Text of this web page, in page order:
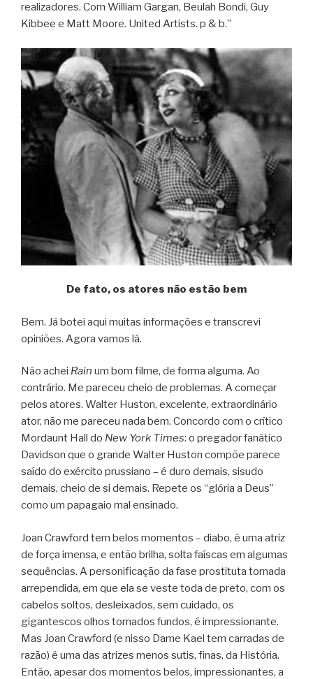
realizadores. Com William Gargan, Beulah Bondi, Guy
Kibbee e Matt Moore. United Artists. p & b.”
De fato, os atores não estão bem
Bem. Já botei aqui muitas informações e transcrevi
opiniões. Agora vamos lá.
Não achei Rain um bom filme, de forma alguma. Ao
contrário. Me pareceu cheio de problemas. A começar
pelos atores. Walter Huston, excelente, extraordinário
ator, não me pareceu nada bem. Concordo com o crítico
Mordaunt Hall do New York Times: o pregador fanático
Davidson que o grande Walter Huston compõe parece
saído do exército prussiano – é duro demais, sisudo
demais, cheio de si demais. Repete os “glória a Deus”
como um papagaio mal ensinado.
Joan Crawford tem belos momentos – diabo, é uma atriz
de força imensa, e então brilha, solta faíscas em algumas
sequências. A personificação da fase prostituta tornada
arrependida, em que ela se veste toda de preto, com os
cabelos soltos, desleixados, sem cuidado, os
gigantescos olhos tornados fundos, é impressionante.
Mas Joan Crawford (e nisso Dame Kael tem carradas de
razão) é uma das atrizes menos sutis, finas, da História.
Então, apesar dos momentos belos, impressionantes, a